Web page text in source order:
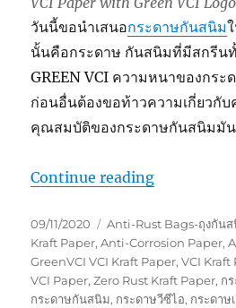
วันนี้ขอนำเสนอกระดาษกันสนิม
นั้นคือกระดาษ กันสนิมที่มีสกรีน
GREEN VCI ความหนาของกระ
ก่อนอื่นต้องขอท้าวความเกี่ยวกั
คุณสมบัติของกระดาษกันสนิมมั
Continue reading“VCI Kraft
Posted
on
09/11/2020 Categories
Anti-Rust Bags-ถุงกัน
Kraft Paper,Anti-Corrosion Paper,
GreenVCI VCI Kraft Paper,VCI Kraft
VCI Paper,Zero Rust Kraft Paper, ก
กระดาษกันสนิม, กระดาษวีซีไอ, กระดาษ